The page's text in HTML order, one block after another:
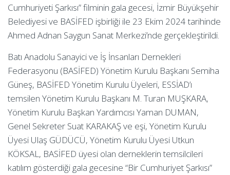
Cumhuriyeti Şarkısı” filminin gala gecesi, İzmir Büyükşehir
Belediyesi ve BASİFED işbirliği ile 23 Ekim 2024 tarihinde
Ahmed Adnan Saygun Sanat Merkezi’nde gerçekleştirildi.
Batı Anadolu Sanayici ve İş İnsanları Dernekleri
Federasyonu (BASİFED) Yönetim Kurulu Başkanı Semiha
Güneş, BASİFED Yönetim Kurulu Üyeleri, ESSİAD’ı
temsilen Yönetim Kurulu Başkanı M. Turan MUŞKARA,
Yönetim Kurulu Başkan Yardımcısı Yaman DUMAN,
Genel Sekreter Suat KARAKAŞ ve eşi, Yönetim Kurulu
Üyesi Ulaş GÜDÜCÜ, Yönetim Kurulu Üyesi Utkun
KÖKSAL, BASİFED üyesi olan derneklerin temsilcileri
katılım gösterdiği gala gecesine “Bir Cumhuriyet Şarkısı”